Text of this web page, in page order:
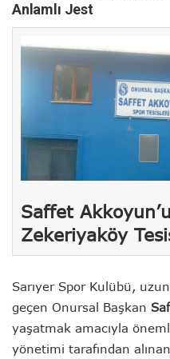
Anlamlı Jest
Saffet
Zekeriyaköy
Sarıyer Spor Kulübü,
geçen Onursal Başkan
yaşatmak amacıyla
yönetimi tarafından